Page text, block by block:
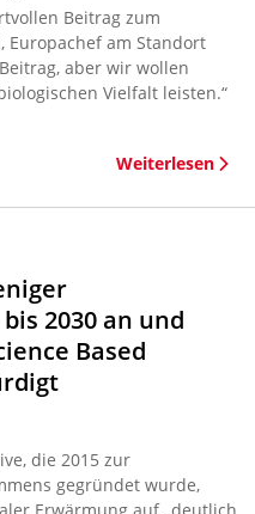
Beitrag zum
Europachef am Standort
aber wir wollen
Vielfalt leisten.“
Weiterlesen
2030 an und
Based
die 2015 zur
gegründet wurde,